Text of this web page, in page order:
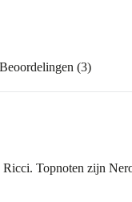
Beoordelingen (3)
Topnoten zijn